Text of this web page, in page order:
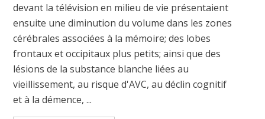
devant la télévision en milieu de vie présentaient
ensuite une diminution du volume dans les zones
cérébrales associées à la mémoire; des lobes
frontaux et occipitaux plus petits; ainsi que des
lésions de la substance blanche liées au
vieillissement, au risque d'AVC, au déclin cognitif
et à la démence, ...